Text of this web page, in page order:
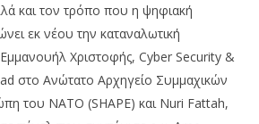
και τον τρόπο που η ψηφιακή
εκ νέου την καταναλωτική
Χριστοφής, Cyber Security &
στο Ανώτατο Αρχηγείο Συμμαχικών
του ΝΑΤΟ (SHAPE) και Nuri Fattah,